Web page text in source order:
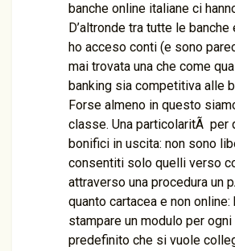
banche online italiane ci
D’altronde tra tutte le
ho acceso conti (e sono
mai trovata una che come
banking sia competitiva alle
Forse almeno in questo
classe. Una particolaritÃ per
bonifici in uscita: non sono
consentiti solo quelli verso
attraverso una procedura un
quanto cartacea e non
stampare un modulo per
predefinito che si vuole